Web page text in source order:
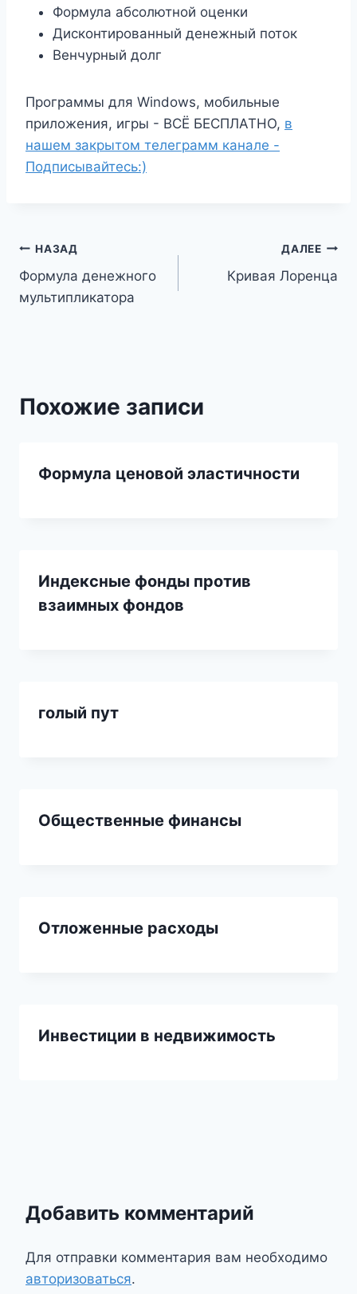
Формула абсолютной оценки
Дисконтированный денежный поток
Венчурный долг
Программы для Windows, мобильные
приложения, игры - ВСЁ БЕСПЛАТНО, в
нашем закрытом телеграмм канале -
Подписывайтесь:)
Навигация
по
НАЗАД
Формула денежного
мультипликатора
ДАЛЕЕ
Кривая Лоренца
Похожие записи
Формула ценовой эластичности
Индексные фонды против
взаимных фондов
голый пут
Общественные финансы
Отложенные расходы
Инвестиции в недвижимость
Добавить комментарий
Для отправки комментария вам необходимо
авторизоваться.